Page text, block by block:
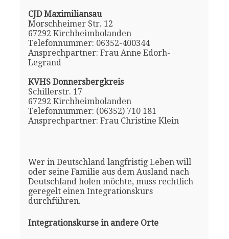
CJD Maximiliansau
Morschheimer Str. 12
67292 Kirchheimbolanden
Telefonnummer: 06352-400344
Ansprechpartner: Frau Anne Edorh-
Legrand
KVHS Donnersbergkreis
Schillerstr. 17
67292 Kirchheimbolanden
Telefonnummer: (06352) 710 181
Ansprechpartner: Frau Christine Klein
Wer in Deutschland langfristig Leben will
oder seine Familie aus dem Ausland nach
Deutschland holen möchte, muss rechtlich
geregelt einen Integrationskurs
durchführen.
Integrationskurse in andere Orte